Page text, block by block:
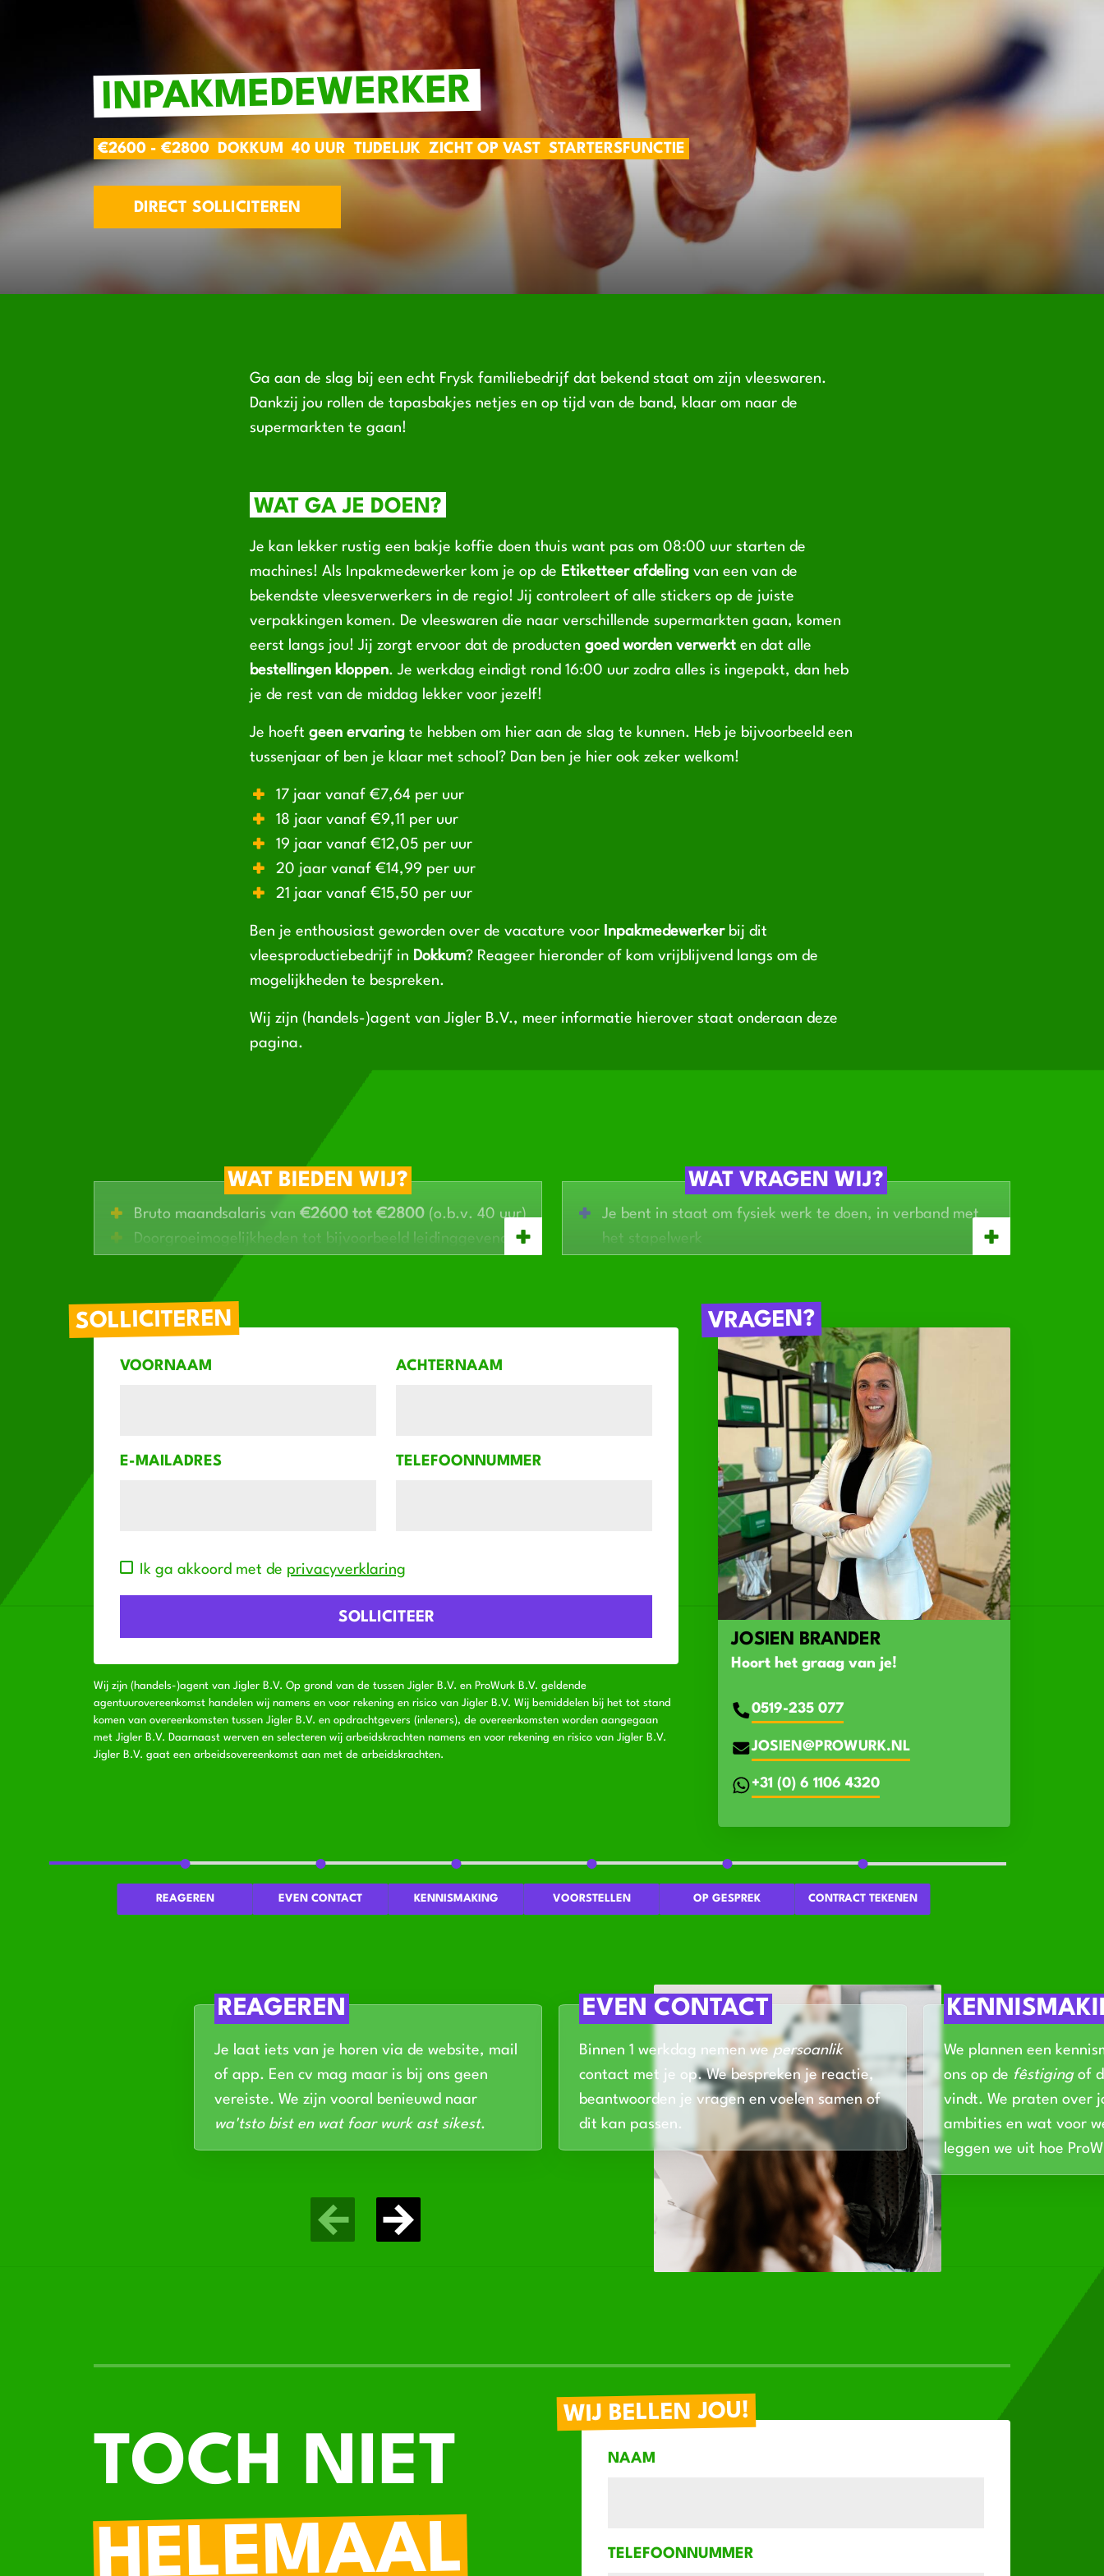
INPAKMEDEWERKER
€2600 - €2800 DOKKUM 40 UUR TIJDELIJK ZICHT OP VAST STARTERSFUNCTIE
DIRECT SOLLICITEREN
Ga aan de slag bij een echt Frysk familiebedrijf dat bekend staat om zijn vleeswaren.
Dankzij jou rollen de tapasbakjes netjes en op tijd van de band, klaar om naar de
supermarkten te gaan!
WAT GA JE DOEN?
Je kan lekker rustig een bakje koffie doen thuis want pas om 08:00 uur starten de
machines! Als Inpakmedewerker kom je op de Etiketteer afdeling van een van de
bekendste vleesverwerkers in de regio! Jij controleert of alle stickers op de juiste
verpakkingen komen. De vleeswaren die naar verschillende supermarkten gaan, komen
eerst langs jou! Jij zorgt ervoor dat de producten goed worden verwerkt en dat alle
bestellingen kloppen. Je werkdag eindigt rond 16:00 uur zodra alles is ingepakt, dan heb
je de rest van de middag lekker voor jezelf!
Je hoeft geen ervaring te hebben om hier aan de slag te kunnen. Heb je bijvoorbeeld een
tussenjaar of ben je klaar met school? Dan ben je hier ook zeker welkom!
17 jaar vanaf €7,64 per uur
18 jaar vanaf €9,11 per uur
19 jaar vanaf €12,05 per uur
20 jaar vanaf €14,99 per uur
21 jaar vanaf €15,50 per uur
Ben je enthousiast geworden over de vacature voor Inpakmedewerker bij dit
vleesproductiebedrijf in Dokkum? Reageer hieronder of kom vrijblijvend langs om de
mogelijkheden te bespreken.
Wij zijn (handels-)agent van Jigler B.V., meer informatie hierover staat onderaan deze
pagina.
WAT BIEDEN WIJ?
Bruto maandsalaris van €2600 tot €2800 (o.b.v. 40 uur)
Doorgroeimogelijkheden tot bijvoorbeeld leidinggevende
Werken bij een begrip in de regio
WAT VRAGEN WIJ?
Je bent in staat om fysiek werk te doen, in verband met
het stapelwerk
Ervaring is mooi meegenomen, maar geen vereiste
4 of 5 dagen per week beschikbaar. Donderdag en vrijdag
zijn de drukke dagen!
SOLLICITEREN
VOORNAAM ACHTERNAAM
E-MAILADRES TELEFOONNUMMER
Ik ga akkoord met de privacyverklaring
Wij zijn (handels-)agent van Jigler B.V. Op grond van de tussen Jigler B.V. en ProWurk B.V. geldende
agentuurovereenkomst handelen wij namens en voor rekening en risico van Jigler B.V. Wij bemiddelen bij het tot stand
komen van overeenkomsten tussen Jigler B.V. en opdrachtgevers (inleners), de overeenkomsten worden aangegaan
met Jigler B.V. Daarnaast werven en selecteren wij arbeidskrachten namens en voor rekening en risico van Jigler B.V.
Jigler B.V. gaat een arbeidsovereenkomst aan met de arbeidskrachten.
VRAGEN?
JOSIEN BRANDER
Hoort het graag van je!
0519-235 077
JOSIEN@PROWURK.NL
+31 (0) 6 1106 4320
REAGEREN EVEN CONTACT KENNISMAKING VOORSTELLEN OP GESPREK CONTRACT TEKENEN
REAGEREN
Je laat iets van je horen via de website, mail
of app. Een cv mag maar is bij ons geen
vereiste. We zijn vooral benieuwd naar
wa'tsto bist en wat foar wurk ast sikest.
EVEN CONTACT
Binnen 1 werkdag nemen wepersoanlik
contact met je op. We bespreken je reactie,
beantwoorden je vragen en voelen samen of
dit kan passen.
We plannen een
ons op de fêstigingof
vindt. We praten over
ambities en wat voor
leggen we uit hoe
TOCH NIET
HELEMAAL
WIJ BELLEN JOU!
NAAM
TELEFOONNUMMER